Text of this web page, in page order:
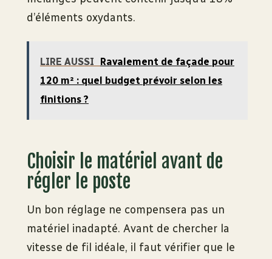
d’éléments oxydants.
LIRE AUSSI
Ravalement de façade pour
120 m² : quel budget prévoir selon les
finitions ?
Choisir le matériel avant de
régler le poste
Un bon réglage ne compensera pas un
matériel inadapté. Avant de chercher la
vitesse de fil idéale, il faut vérifier que le